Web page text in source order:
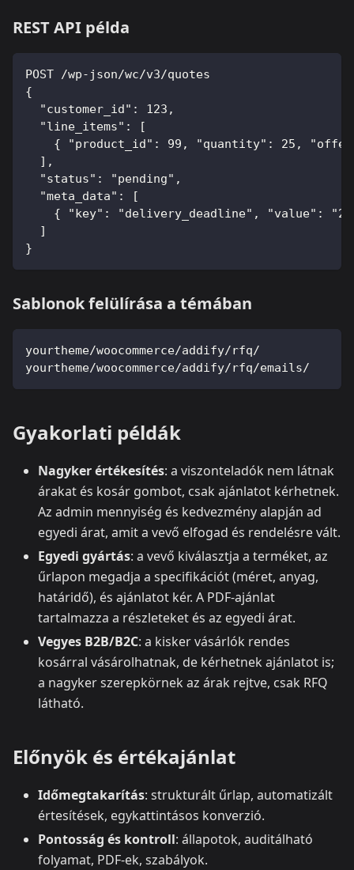
REST API példa
POST /wp-json/wc/v3/quotes
{
  "customer_id": 123,
  "line_items": [
{ "product_id": 99, "quantity": 25,
  ],
  "status": "pending",
  "meta_data": [
{ "key": "delivery_deadline", "value":
  ]
}
Sablonok felülírása a témában
yourtheme/woocommerce/addify/rfq/
yourtheme/woocommerce/addify/rfq/emails/
Gyakorlati példák
Nagyker értékesítés: a viszonteladók nem látnak
árakat és kosár gombot, csak ajánlatot kérhetnek.
Az admin mennyiség és kedvezmény alapján ad
egyedi árat, amit a vevő elfogad és rendelésre vált.
Egyedi gyártás: a vevő kiválasztja a terméket, az
űrlapon megadja a specifikációt (méret, anyag,
határidő), és ajánlatot kér. A PDF-ajánlat
tartalmazza a részleteket és az egyedi árat.
Vegyes B2B/B2C: a kisker vásárlók rendes
kosárral vásárolhatnak, de kérhetnek ajánlatot is;
a nagyker szerepkörnek az árak rejtve, csak RFQ
látható.
Előnyök és értékajánlat
Időmegtakarítás: strukturált űrlap, automatizált
értesítések, egykattintásos konverzió.
Pontosság és kontroll: állapotok, auditálható
folyamat, PDF-ek, szabályok.